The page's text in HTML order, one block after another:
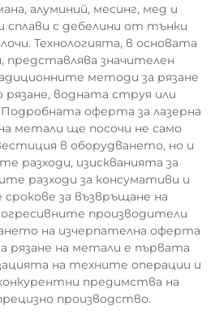
алуминий, месинг, мед и
сплави с дебелини от тънки
Технологията, в основата
представлява значителен
методи за рязане
водната струя или
оферта за лазерна
метали ще посочи не само
в оборудването, но и
разходи, изискванията за
разходи за консумативи и
за възвръщане на
производители
на изчерпателна оферта
рязане на метали е първата
на техните операции и
предимства на
производство.